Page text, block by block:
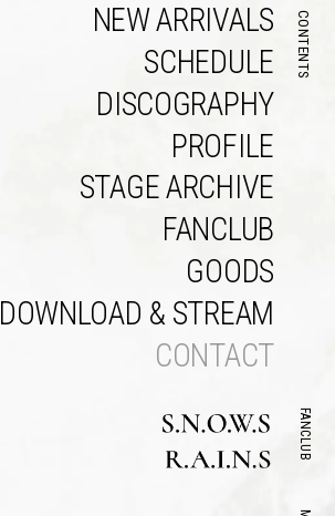
CONTENTS
NEW ARRIVALS
SCHEDULE
DISCOGRAPHY
PROFILE
STAGE ARCHIVE
FANCLUB
GOODS
DOWNLOAD & STREAM
CONTACT
FANCLUB
Official